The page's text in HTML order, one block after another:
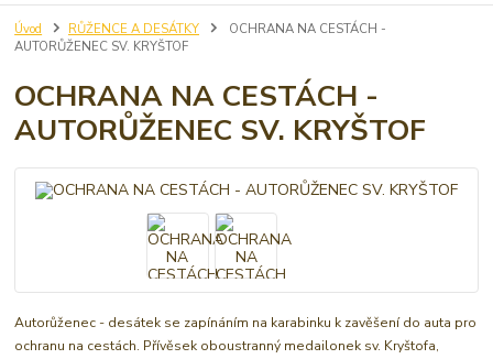
Úvod RŮŽENCE A DESÁTKY
OCHRANA NA CESTÁCH -
AUTORŮŽENEC SV. KRYŠTOF
OCHRANA NA CESTÁCH -
AUTORŮŽENEC SV. KRYŠTOF
Autorůženec - desátek se zapínáním na karabinku k zavěšení do auta pro
ochranu na cestách. Přívěsek oboustranný medailonek sv. Kryštofa,